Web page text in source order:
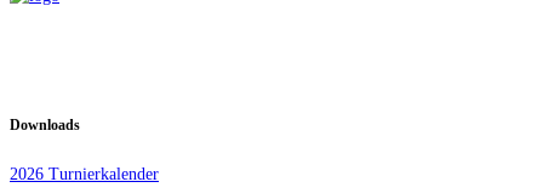
Downloads
2026 Turnierkalender